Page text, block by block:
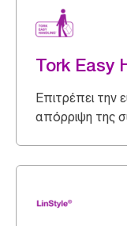
Tork Easy
Επιτρέπει την
απόρριψη της